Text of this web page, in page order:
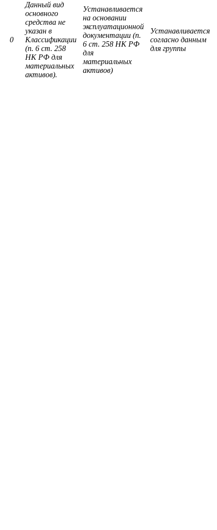
0
Данный вид
основного
средства не
указан в
Классификации
(п. 6 ст. 258
НК РФ для
материальных
активов).
Устанавливается
на основании
эксплуатационной
документации (п.
6 ст. 258 НК РФ
для
материальных
активов)
Устанавливается
согласно данным
для группы